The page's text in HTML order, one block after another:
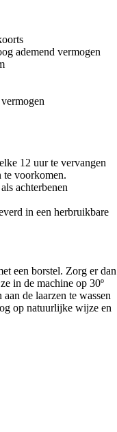
ademend vermogen
12 uur te vervangen
te voorkomen.
achterbenen
in een herbruikbare
een borstel. Zorg er dan
in de machine op 30º
de laarzen te wassen
op natuurlijke wijze en